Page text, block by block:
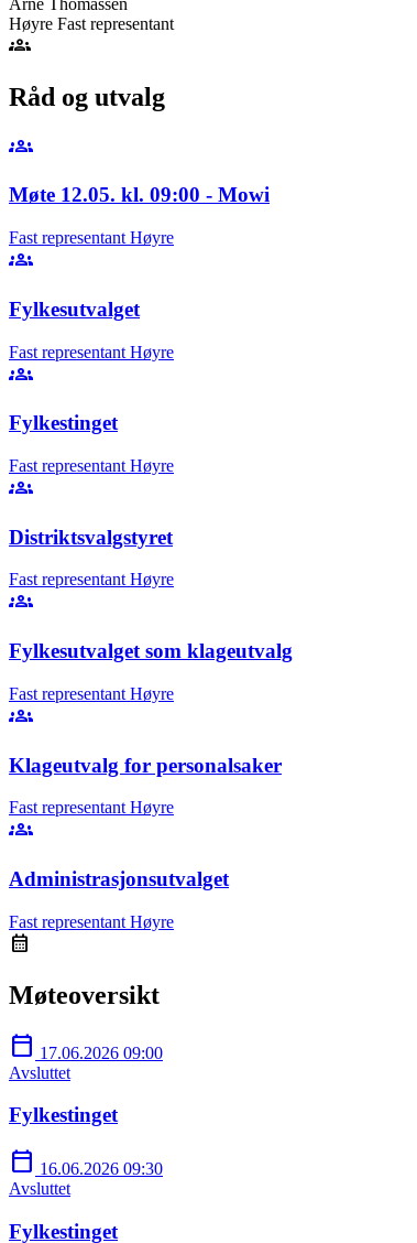
Høyre Fast representant
groups
Råd og utvalg
groups
Møte 12.05. kl. 09:00 - Mowi
Fast representant Høyre
groups
Fylkesutvalget
Fast representant Høyre
groups
Fylkestinget
Fast representant Høyre
groups
Distriktsvalgstyret
Fast representantHøyre
groups
Fylkesutvalget som klageutvalg
Fast representant Høyre
groups
Klageutvalg for personalsaker
Fast representant Høyre
groups
Administrasjonsutvalget
Fast representant Høyre
calendar_month
Møteoversikt
calendar_today 17.06.2026 09:00
Avsluttet
Fylkestinget
calendar_today 16.06.2026 09:30
Avsluttet
Fylkestinget